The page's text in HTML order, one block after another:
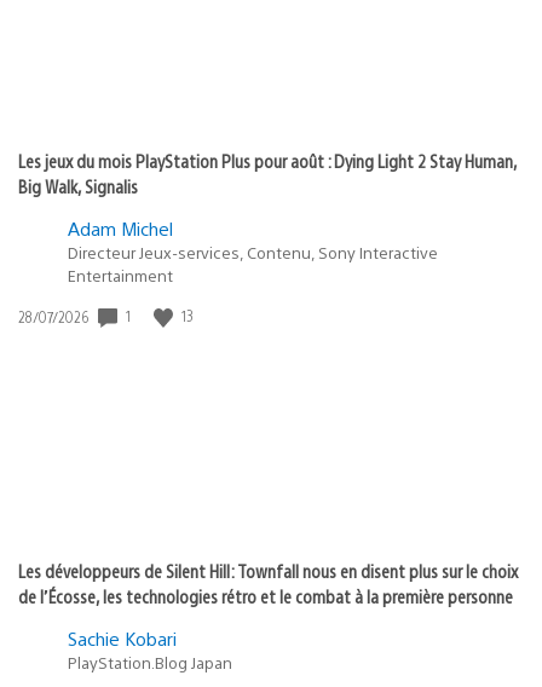
Les jeux du mois PlayStation Plus pour août : Dying Light 2 Stay Human,
Big Walk, Signalis
Adam Michel
Directeur Jeux-services, Contenu, Sony Interactive
Entertainment
Date
28/07/2026 1 13
Les développeurs de Silent Hill: Townfall nous en disent plus sur le choix
de l’Écosse, les technologies rétro et le combat à la première personne
Sachie Kobari
PlayStation.Blog Japan